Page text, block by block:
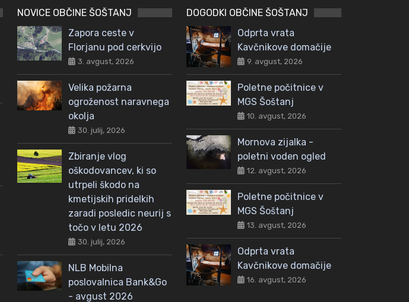
NOVICE OBČINE ŠOŠTANJ
Zapora ceste v
Florjanu pod cerkvijo
3. avgust, 2026
Velika požarna
ogroženost naravnega
okolja
30. julij, 2026
Zbiranje vlog
oškodovancev, ki so
utrpeli škodo na
kmetijskih pridelkih
zaradi posledic neurij s
točo v letu 2026
30. julij, 2026
NLB Mobilna
poslovalnica Bank&Go
- avgust 2026
DOGODKI OBČINE ŠOŠTANJ
Odprta vrata
Kavčnikove domačije
9. avgust, 2026
Poletne počitnice v
MGS Šoštanj
10. avgust, 2026
Mornova zijalka -
poletni voden ogled
12. avgust, 2026
Poletne počitnice v
MGS Šoštanj
13. avgust, 2026
Odprta vrata
Kavčnikove domačije
16. avgust, 2026